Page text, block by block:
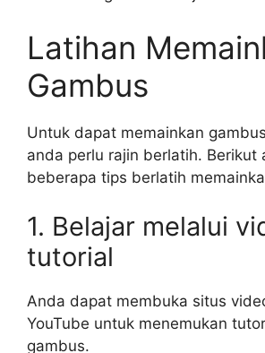
Latihan
Gambus
Untuk dapat memainkan
anda perlu rajin berlatih. Berikut
beberapa tips berlatih
1. Belajar melalui
tutorial
Anda dapat membuka situs
YouTube untuk menemukan
gambus.